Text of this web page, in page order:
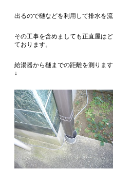
出るので樋などを利用して排水を流
その工事を含めましても正直屋は
ております。
給湯器から樋までの距離を測ります
↓